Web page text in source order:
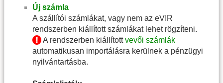
Új számla
A szállítói számlákat, vagy nem az eVIR
rendszerben kiállított számlákat lehet rögzíteni.
A rendszerben kiállítottvevői számlák
automatikusan importálásra kerülnek a pénzügyi
nyilvántartásba.